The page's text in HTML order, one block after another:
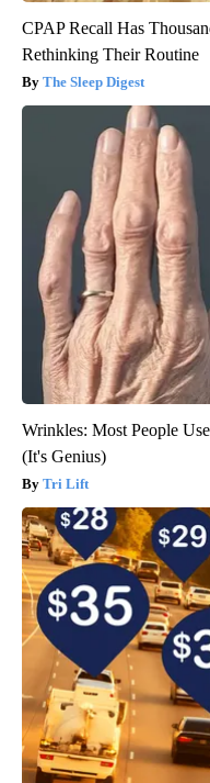
CPAP Recall Has
Rethinking Their Routine
The Sleep Digest
Wrinkles: Most People
(It's Genius)
Tri Lift